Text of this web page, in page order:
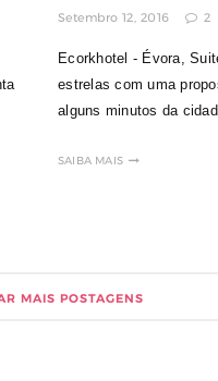
Setembro 12, 2016 2
Ecorkhotel - Évora,
estrelas com uma
alguns minutos da
SAIBA MAIS
MAIS POSTAGENS